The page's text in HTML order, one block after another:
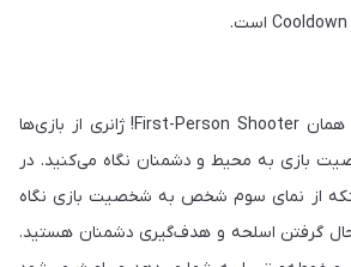
تیراندازی اول شخص یا همان First-Person Shooter! ژانری از بازی‌ها
بازی به محیط و دشمنان نگاه می‌کنید. در
از نمای سوم شخص به شخصیت بازی نگاه
گرفتن اسلحه و هدف‌گیری دشمنان هستید.